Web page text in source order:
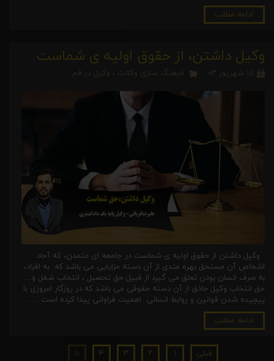
ادامه مطلب
وکیل داشتن، از حقوق اولیه ی شماست
۱۸ شهریور ۰۳ فرهنگ سازی وکالت ، وکیل در قم
وکیل داشتن از حقوق اولیه ی شماست در جامعه ای متمدن، که آحاد
اشخاص آن مستحق بهره مندی از آن دسته مزایایی می باشد که به افراد،
به صرف انسان بودن تعلق می گیرد از قبیل حق تحصیل ، انتخاب شغل و...
حق انتخاب وکیل حاذق از آن دسته حقوقی می باشد که در روزگار امروزی با
پیچیده شدن قوانین و روابط انسانی اهمیت فراوانی پیدا کرده است . …
ادامه مطلب
قبلی ۱ ۲ ۳ ۴